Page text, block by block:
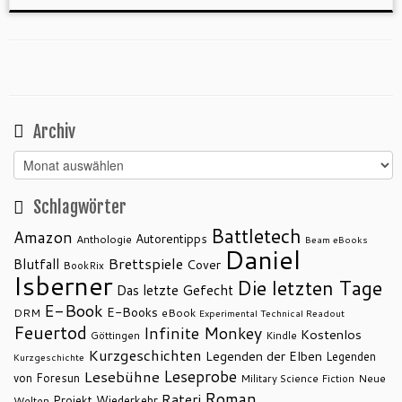
Archiv
Archiv
Schlagwörter
Amazon Anthologie Autorentipps Battletech Beam eBooks
Blutfall BookRix Brettspiele Cover Daniel
Isberner Das letzte Gefecht Die letzten Tage
DRM E-Book E-Books eBook Experimental Technical Readout
Feuertod Göttingen Infinite Monkey Kindle Kostenlos
Kurzgeschichte Kurzgeschichten Legenden der Elben Legenden
von Foresun Lesebühne Leseprobe Military Science Fiction Neue